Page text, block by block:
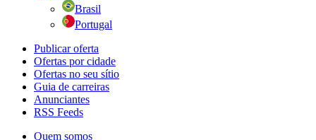
Brasil
Portugal
Publicar oferta
Ofertas por cidade
Ofertas no seu sítio
Guia de carreiras
Anunciantes
RSS Feeds
Quem somos